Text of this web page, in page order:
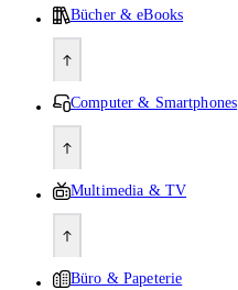
Bücher & eBooks
Computer & Smartphones
Multimedia & TV
Büro & Papeterie